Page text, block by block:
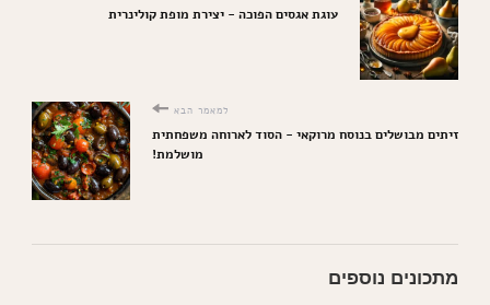
עוגת אגסים הפוכה - יצירת מופת קולינרית
למאמר הבא
זיתים מבושלים בנוסח מרוקאי - הסוד לארוחה משפחתית
מושלמת!
מתכונים נוספים